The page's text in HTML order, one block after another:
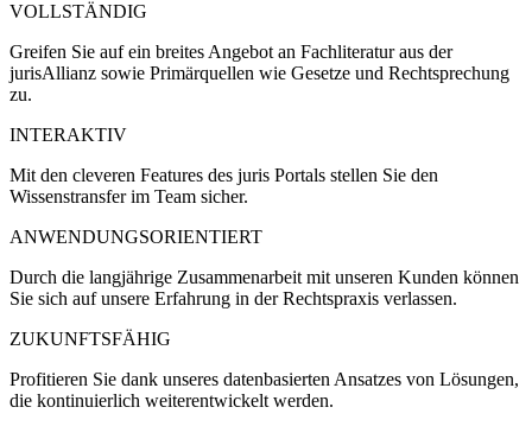
VOLLSTÄNDIG
Greifen Sie auf ein breites Angebot an Fachliteratur aus der
jurisAllianz sowie Primärquellen wie Gesetze und Rechtsprechung
zu.
INTERAKTIV
Mit den cleveren Features des juris Portals stellen Sie den
Wissenstransfer im Team sicher.
ANWENDUNGSORIENTIERT
Durch die langjährige Zusammenarbeit mit unseren Kunden können
Sie sich auf unsere Erfahrung in der Rechtspraxis verlassen.
ZUKUNFTSFÄHIG
Profitieren Sie dank unseres datenbasierten Ansatzes von Lösungen,
die kontinuierlich weiterentwickelt werden.